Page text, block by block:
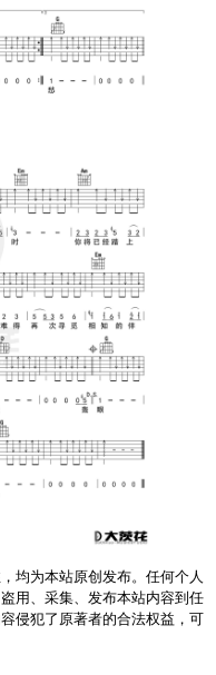
均为本站原创发布。任何个人
用、采集、发布本站内容到任
侵犯了原著者的合法权益，可